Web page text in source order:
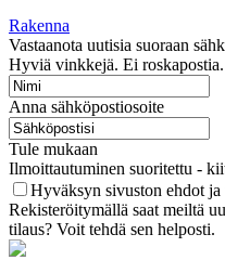
Rakenna
Vastaanota uutisia suoraan
Hyviä vinkkejä. Ei
Anna sähköpostiosoite
Tule mukaan
Ilmoittautuminen suoritettu -
Hyväksyn sivuston ehdot
Rekisteröitymällä saat meiltä
tilaus? Voit tehdä sen helposti.